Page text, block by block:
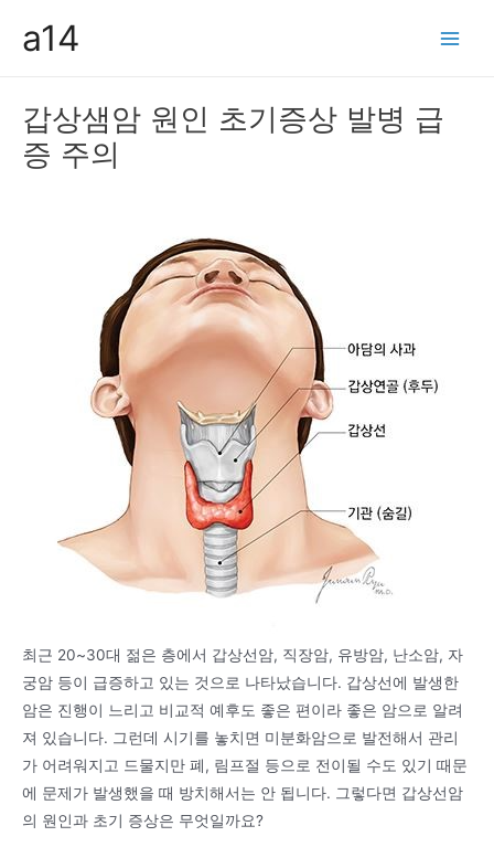
a14
갑상샘암 원인 초기증상 발병 급
증 주의
최근 20~30대 젊은 층에서 갑상선암, 직장암, 유방암, 난소암, 자
궁암 등이 급증하고 있는 것으로 나타났습니다. 갑상선에 발생한
암은 진행이 느리고 비교적 예후도 좋은 편이라 좋은 암으로 알려
져 있습니다. 그런데 시기를 놓치면 미분화암으로 발전해서 관리
가 어려워지고 드물지만 폐, 림프절 등으로 전이될 수도 있기 때문
에 문제가 발생했을 때 방치해서는 안 됩니다. 그렇다면 갑상선암
의 원인과 초기 증상은 무엇일까요?